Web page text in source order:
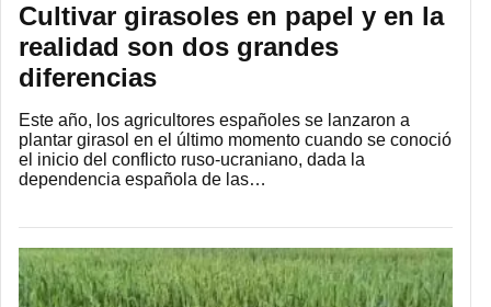
Cultivar girasoles en papel y en la
realidad son dos grandes
diferencias
Este año, los agricultores españoles se lanzaron a
plantar girasol en el último momento cuando se conoció
el inicio del conflicto ruso-ucraniano, dada la
dependencia española de las…